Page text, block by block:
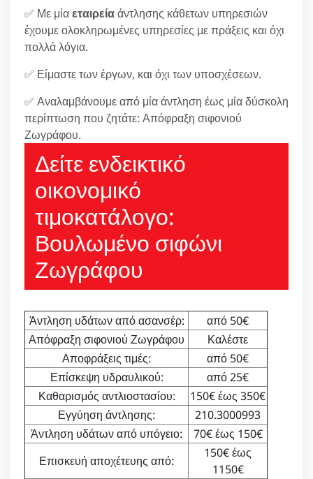
✅ Με μίαεταιρείαάντλησης κάθετων υπηρεσιών
έχουμε ολοκληρωμένες υπηρεσίες με πράξεις και όχι
πολλά λόγια.
✅ Είμαστε των έργων, και όχι των υποσχέσεων.
✅ Αναλαμβάνουμε από μία άντληση έως μία δύσκολη
περίπτωση που ζητάτε: Απόφραξη σιφονιού
Ζωγράφου.
Δείτε ενδεικτικό
οικονομικό
τιμοκατάλογο:
Βουλωμένο σιφώνι
Ζωγράφου
Άντληση υδάτων από ασανσέρ:
από 50€
Απόφραξη σιφονιού Ζωγράφου
Καλέστε
Αποφράξεις τιμές:
από 50€
Επίσκεψη υδραυλικού:
από 25€
Καθαρισμός αντλιοστασίου:
150€ έως 350€
Εγγύηση άντλησης:
210.3000993
Άντληση υδάτων από υπόγειο:
70€ έως 150€
Επισκευή αποχέτευης από:
150€ έως
1150€